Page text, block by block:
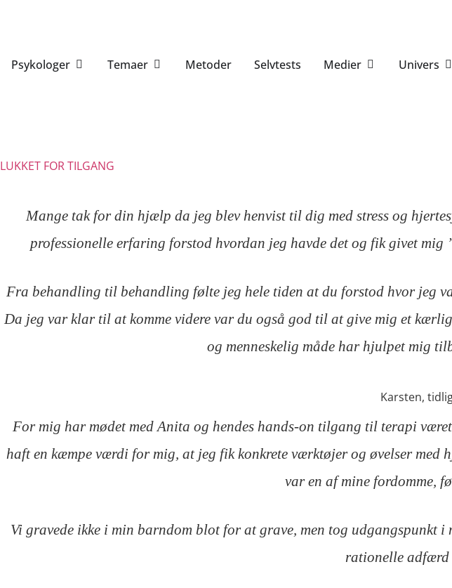
Psykologer Temaer Metoder Selvtests Medier Univers
LUKKET FOR TILGANG
Mange tak for din hjælp da jeg blev henvist til dig med stress og
professionelle erfaring forstod hvordan jeg havde det og fik givet
Fra behandling til behandling følte jeg hele tiden at du forstod hvor jeg
Da jeg var klar til at komme videre var du også god til at give mig et
og menneskelig måde har hjulpet mig
Karsten,
For mig har mødet med Anita og hendes hands-on tilgang til terapi
haft en kæmpe værdi for mig, at jeg fik konkrete værktøjer og øvelser med
var en af mine fordomme,
Vi gravede ikke i min barndom blot for at grave, men tog udgangspunkt
rationelle adfærd